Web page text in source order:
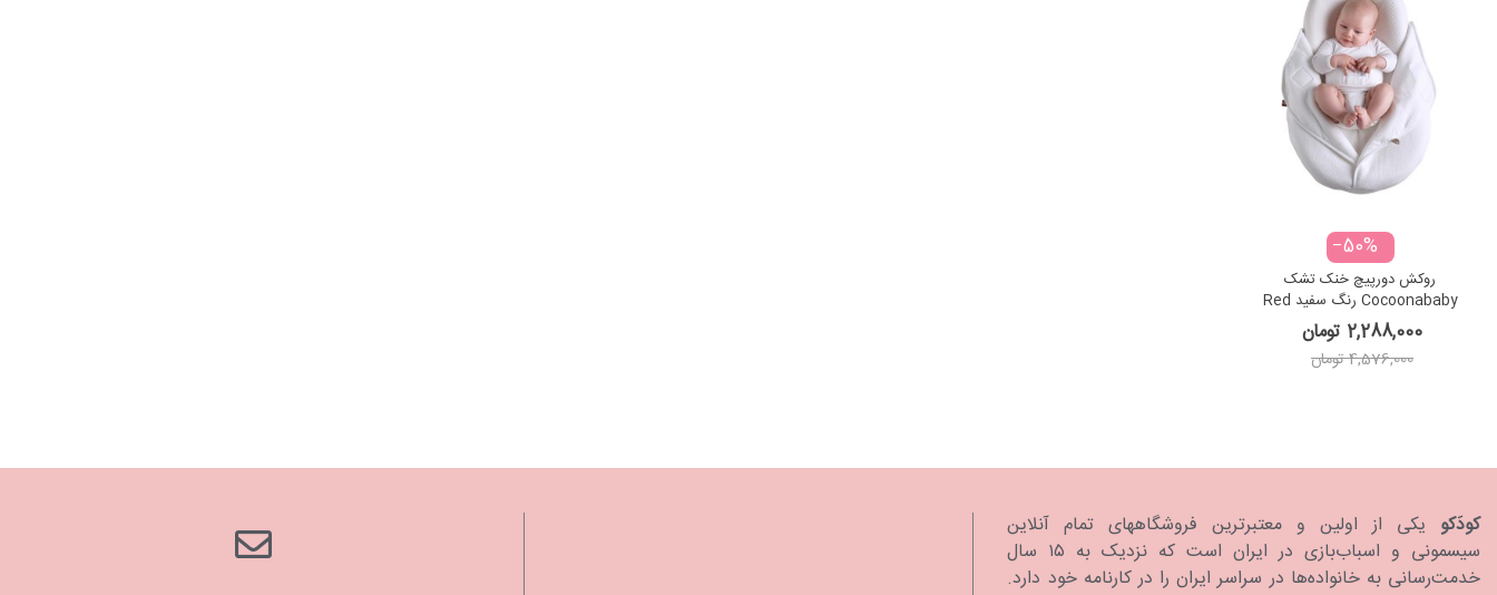
‎−50%
روکش دورپیچ خنک تشک
Cocoonababy رنگ سفید Red
Castle Cocoonacover White
2,288,000 تومان
4,576,000 تومان
کودَکو یکی از اولین و معتبرترین فروشگاههای تمام آنلاین
سیسمونی و اسباب‌بازی در ایران است که نزدیک به ۱۵ سال
خدمت‌رسانی به خانواده‌ها در سراسر ایران را در کارنامه خود دارد.